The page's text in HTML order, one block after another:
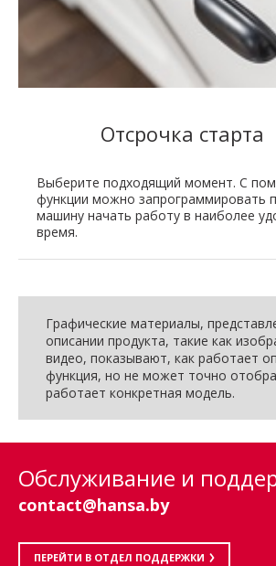
Отсрочка старта
Выберите подходящий момент. С
функции можно запрограммировать
машину начать работу в наиболее
время.
Графические материалы,
описании продукта, такие как
видео, показывают, как работает
функция, но не может точно
работает конкретная модель.
Обслуживание и
contact@hansa.by
ПЕРЕЙТИ В ОТДЕЛ ПОДДЕРЖКИ